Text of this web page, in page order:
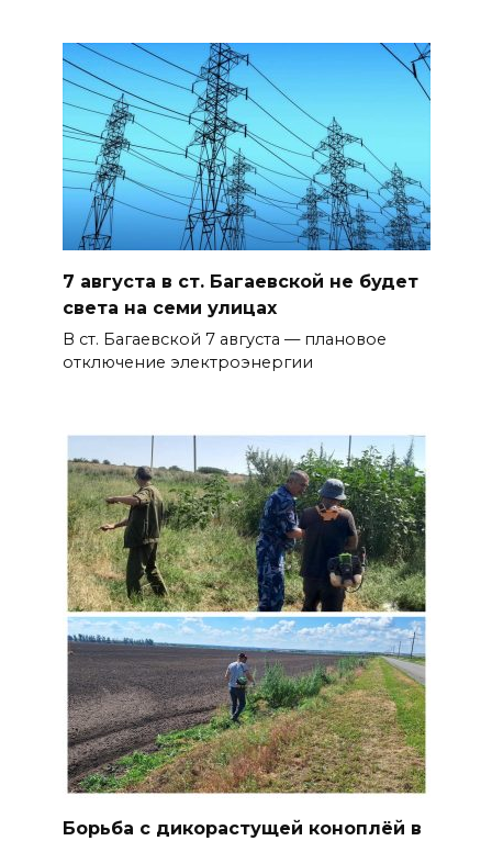
7 августа в ст. Багаевской не будет
света на семи улицах
В ст. Багаевской 7 августа — плановое
отключение электроэнергии
Борьба с дикорастущей коноплёй в